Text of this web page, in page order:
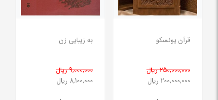
قرآن یونسکو
250,000,000 ریال
200,000,000 ریال
به زیبایی زن
9,000,000 ریال
8,100,000 ریال